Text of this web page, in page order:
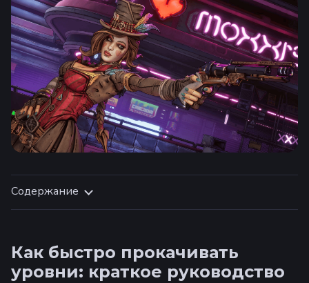
Содержание
Как быстро прокачивать
уровни: краткое руководство